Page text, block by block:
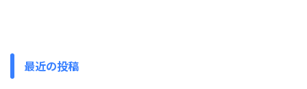
最近の投稿